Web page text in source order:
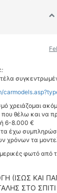
χρειάζομαι
θέλω και να
6-8.000 €
έχω
χρόνων τα
φωτό από
(ΙΣΩΣ ΚΑΙ
ΣΤΟ